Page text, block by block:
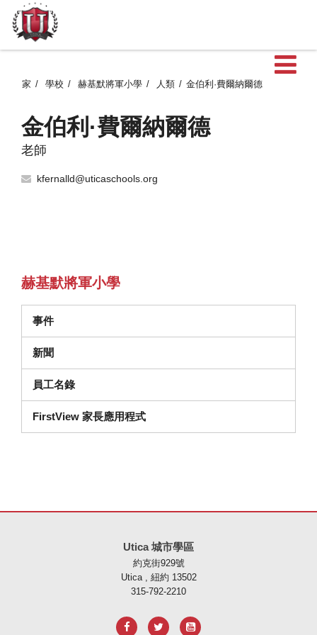
家 學校 赫基默將軍小學 人類 金伯利·費爾納爾德
金伯利·費爾納爾德
老師
kfernalld@uticaschools.org
赫基默將軍小學
事件
新聞
員工名錄
FirstView 家長應用程式
Utica 城市學區
約克街929號
Utica , 紐約 13502
315-792-2210